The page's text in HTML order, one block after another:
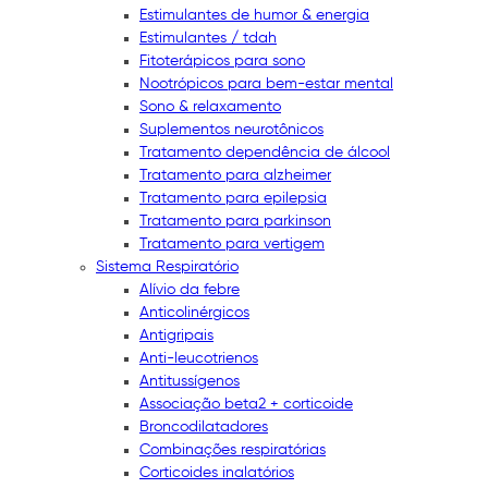
Estimulantes de humor & energia
Estimulantes / tdah
Fitoterápicos para sono
Nootrópicos para bem-estar mental
Sono & relaxamento
Suplementos neurotônicos
Tratamento dependência de álcool
Tratamento para alzheimer
Tratamento para epilepsia
Tratamento para parkinson
Tratamento para vertigem
Sistema Respiratório
Alívio da febre
Anticolinérgicos
Antigripais
Anti-leucotrienos
Antitussígenos
Associação beta2 + corticoide
Broncodilatadores
Combinações respiratórias
Corticoides inalatórios